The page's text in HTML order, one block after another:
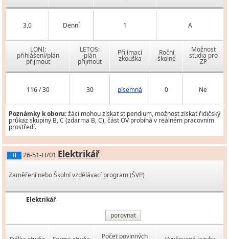
3,0 Denní 1 A
LONI:
přihlášení/plán
přijmout
LETOS:
plán
přijmout
Přijímací
zkouška
Roční
školné
Možnost
studia pro
ZP
116 / 30 30 písemná 0 Ne
Poznámky k oboru:žáci mohou získat stipendium, možnost získat řidičský
průkaz skupiny B, C (zdarma B, C), část OV probíhá v reálném pracovním
prostředí.
H 26-51-H/01 Elektrikář
Zaměření nebo Školní vzdělávací program (ŠVP)
Elektrikář
porovnat
Počet povinných